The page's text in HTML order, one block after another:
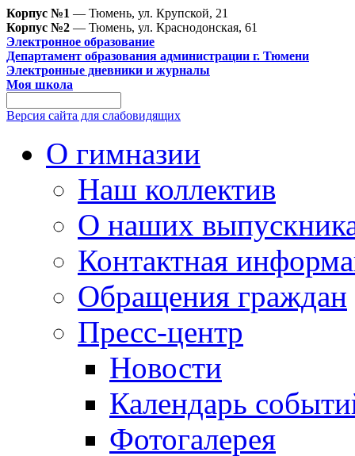
Корпус №1 — Тюмень, ул. Крупской, 21
Корпус №2 — Тюмень, ул. Краснодонская, 61
Электронное образование
Департамент образования администрации г. Тюмени
Электронные дневники и журналы
Моя школа
Версия сайта для слабовидящих
О гимназии
Наш коллектив
О наших
Контактная
Обращения граждан
Пресс-центр
Новости
Календарь
Фотогалерея